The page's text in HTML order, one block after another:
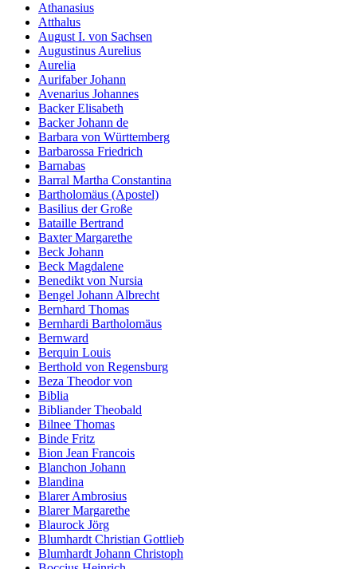
Athanasius
Atthalus
August I. von Sachsen
Augustinus Aurelius
Aurelia
Aurifaber Johann
Avenarius Johannes
Backer Elisabeth
Backer Johann de
Barbara von Württemberg
Barbarossa Friedrich
Barnabas
Barral Martha Constantina
Bartholomäus (Apostel)
Basilius der Große
Bataille Bertrand
Baxter Margarethe
Beck Johann
Beck Magdalene
Benedikt von Nursia
Bengel Johann Albrecht
Bernhard Thomas
Bernhardi Bartholomäus
Bernward
Berquin Louis
Berthold von Regensburg
Beza Theodor von
Biblia
Bibliander Theobald
Bilnee Thomas
Binde Fritz
Bion Jean Francois
Blanchon Johann
Blandina
Blarer Ambrosius
Blarer Margarethe
Blaurock Jörg
Blumhardt Christian Gottlieb
Blumhardt Johann Christoph